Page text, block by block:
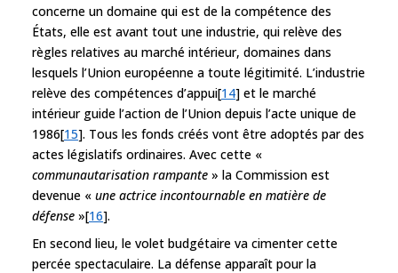
concerne un domaine qui est de la compétence des
États, elle est avant tout une industrie, qui relève des
règles relatives au marché intérieur, domaines dans
lesquels l’Union européenne a toute légitimité. L’industrie
relève des compétences d’appui[14] et le marché
intérieur guide l’action de l’Union depuis l’acte unique de
1986[15]. Tous les fonds créés vont être adoptés par des
actes législatifs ordinaires. Avec cette «
communautarisation rampante » la Commission est
devenue « une actrice incontournable en matière de
défense »[16].
En second lieu, le volet budgétaire va cimenter cette
percée spectaculaire. La défense apparaît pour la